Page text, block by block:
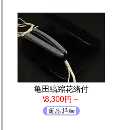
亀田縞縮花緒付
\8,300円～